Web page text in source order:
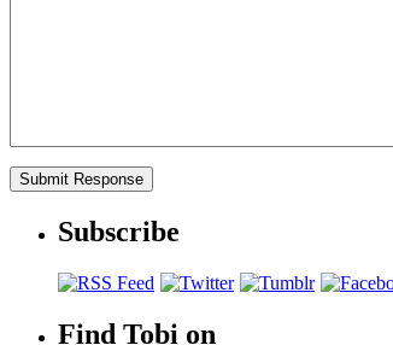
Subscribe
Find Tobi on